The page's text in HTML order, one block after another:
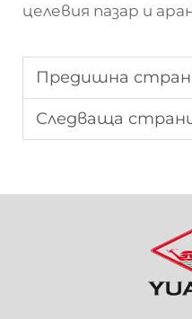
целевия пазар и
Предишна
Следваща